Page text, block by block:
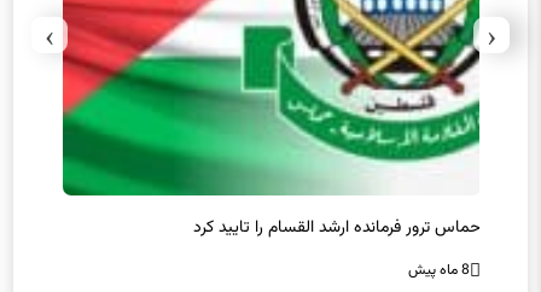
حماس ترور فرمانده ارشد القسام را تایید کرد
8 ماه پیش
‹
›